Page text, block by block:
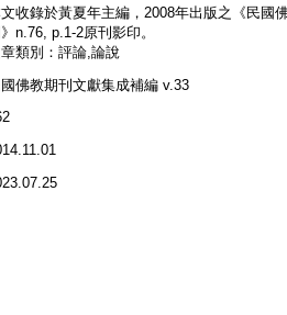
收錄於黃夏年主編，2008年出版之《民國
n.76, p.1-2原刊影印。
類別：評論,論說
國佛教期刊文獻集成補編 v.33